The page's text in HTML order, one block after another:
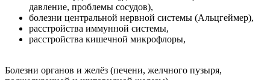
давление, проблемы сосудов),
болезни центральной нервной системы (Альцгеймер),
расстройства иммунной системы,
расстройства кишечной микрофлоры,
Болезни органов и желёз (печени, желчного пузыря,